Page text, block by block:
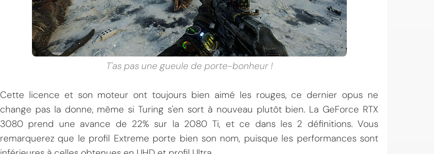
T'as pas une gueule de porte-bonheur !
Cette licence et son moteur ont toujours bien aimé les rouges, ce dernier opus ne
change pas la donne, même si Turing s'en sort à nouveau plutôt bien. La GeForce RTX
3080 prend une avance de 22% sur la 2080 Ti, et ce dans les 2 définitions. Vous
remarquerez que le profil Extreme porte bien son nom, puisque les performances sont